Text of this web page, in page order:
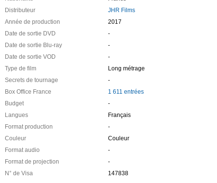
Distributeur
JHR Films
Année de production
2017
Date de sortie DVD
-
Date de sortie Blu-ray
-
Date de sortie VOD
-
Type de film
Long métrage
Secrets de tournage
-
Box Office France
1 611 entrées
Budget
-
Langues
Français
Format production
-
Couleur
Couleur
Format audio
-
Format de projection
-
N° de Visa
147838